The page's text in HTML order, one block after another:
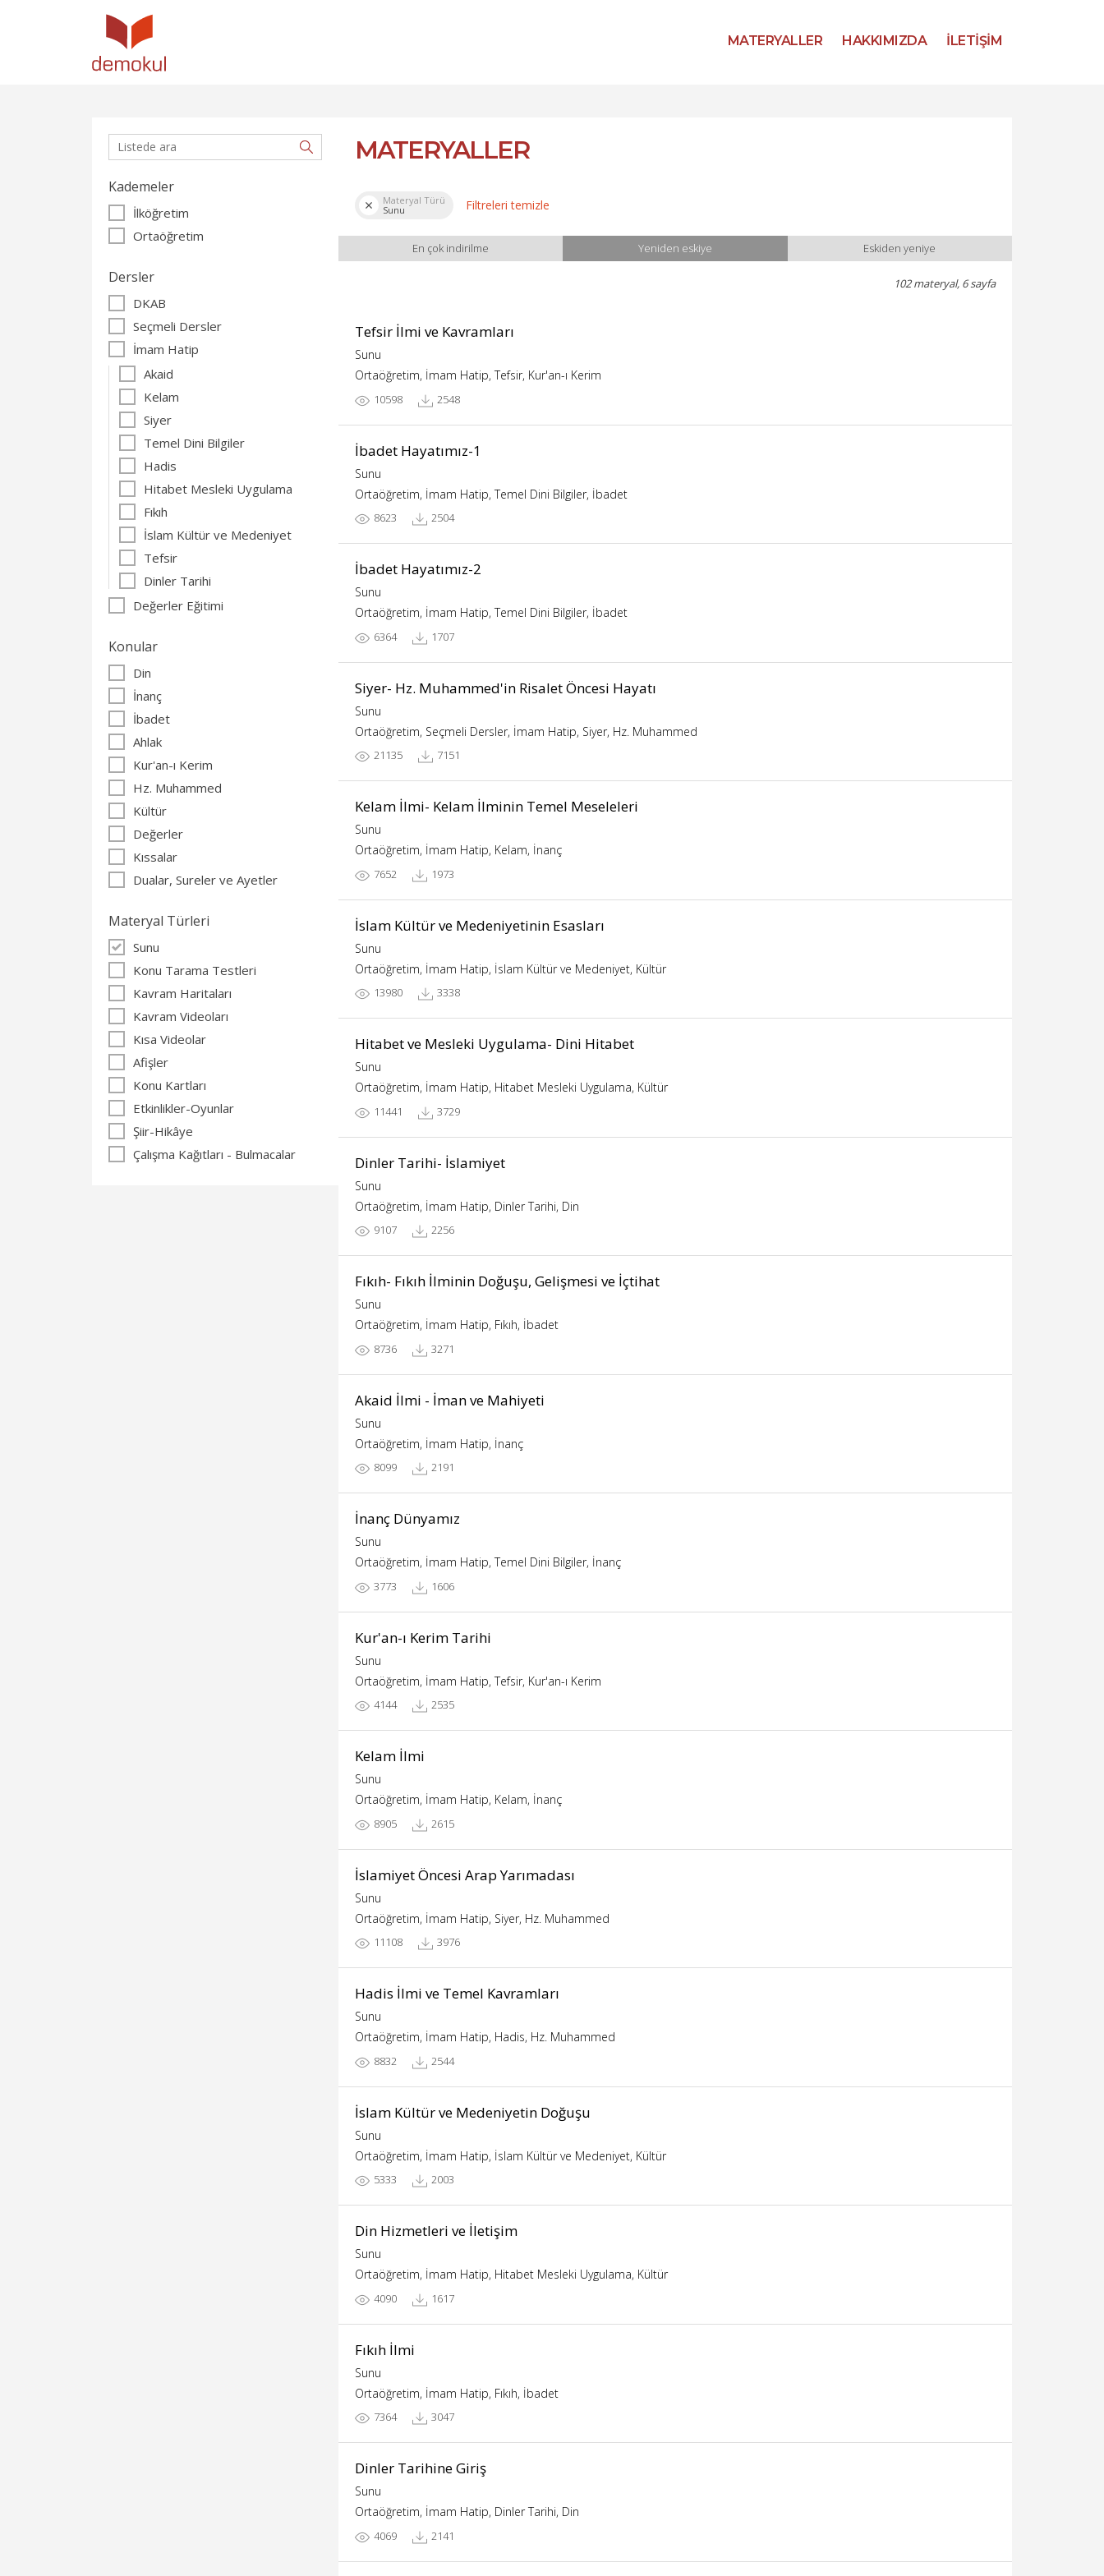
MATERYALLER HAKKIMIZDA İLETİŞİM
Kademeler
İlköğretim
Ortaöğretim
Dersler
DKAB
Seçmeli Dersler
İmam Hatip
Akaid
Kelam
Siyer
Temel Dini Bilgiler
Hadis
Hitabet Mesleki Uygulama
Fıkıh
İslam Kültür ve Medeniyet
Tefsir
Dinler Tarihi
Değerler Eğitimi
Konular
Din
İnanç
İbadet
Ahlak
Kur'an-ı Kerim
Hz. Muhammed
Kültür
Değerler
Kıssalar
Dualar, Sureler ve Ayetler
Materyal Türleri
Sunu
Konu Tarama Testleri
Kavram Haritaları
Kavram Videoları
Kısa Videolar
Afişler
Konu Kartları
Etkinlikler-Oyunlar
Şiir-Hikâye
Çalışma Kağıtları - Bulmacalar
MATERYALLER
Materyal Türü
Sunu
Filtreleri temizle
En çok indirilme Yeniden eskiye Eskiden yeniye
102 materyal, 6 sayfa
Tefsir İlmi ve Kavramları
Sunu
Ortaöğretim, İmam Hatip, Tefsir, Kur'an-ı Kerim
10598 2548
İbadet Hayatımız-1
Sunu
Ortaöğretim, İmam Hatip, Temel Dini Bilgiler, İbadet
8623 2504
İbadet Hayatımız-2
Sunu
Ortaöğretim, İmam Hatip, Temel Dini Bilgiler, İbadet
6364 1707
Siyer- Hz. Muhammed'in Risalet Öncesi Hayatı
Sunu
Ortaöğretim, Seçmeli Dersler, İmam Hatip, Siyer, Hz. Muhammed
21135 7151
Kelam İlmi- Kelam İlminin Temel Meseleleri
Sunu
Ortaöğretim, İmam Hatip, Kelam, İnanç
7652 1973
İslam Kültür ve Medeniyetinin Esasları
Sunu
Ortaöğretim, İmam Hatip, İslam Kültür ve Medeniyet, Kültür
13980 3338
Hitabet ve Mesleki Uygulama- Dini Hitabet
Sunu
Ortaöğretim, İmam Hatip, Hitabet Mesleki Uygulama, Kültür
11441 3729
Dinler Tarihi- İslamiyet
Sunu
Ortaöğretim, İmam Hatip, Dinler Tarihi, Din
9107 2256
Fıkıh- Fıkıh İlminin Doğuşu, Gelişmesi ve İçtihat
Sunu
Ortaöğretim, İmam Hatip, Fıkıh, İbadet
8736 3271
Akaid İlmi - İman ve Mahiyeti
Sunu
Ortaöğretim, İmam Hatip, İnanç
8099 2191
İnanç Dünyamız
Sunu
Ortaöğretim, İmam Hatip, Temel Dini Bilgiler, İnanç
3773 1606
Kur'an-ı Kerim Tarihi
Sunu
Ortaöğretim, İmam Hatip, Tefsir, Kur'an-ı Kerim
4144 2535
Kelam İlmi
Sunu
Ortaöğretim, İmam Hatip, Kelam, İnanç
8905 2615
İslamiyet Öncesi Arap Yarımadası
Sunu
Ortaöğretim, İmam Hatip, Siyer, Hz. Muhammed
11108 3976
Hadis İlmi ve Temel Kavramları
Sunu
Ortaöğretim, İmam Hatip, Hadis, Hz. Muhammed
8832 2544
İslam Kültür ve Medeniyetin Doğuşu
Sunu
Ortaöğretim, İmam Hatip, İslam Kültür ve Medeniyet, Kültür
5333 2003
Din Hizmetleri ve İletişim
Sunu
Ortaöğretim, İmam Hatip, Hitabet Mesleki Uygulama, Kültür
4090 1617
Fıkıh İlmi
Sunu
Ortaöğretim, İmam Hatip, Fıkıh, İbadet
7364 3047
Dinler Tarihine Giriş
Sunu
Ortaöğretim, İmam Hatip, Dinler Tarihi, Din
4069 2141